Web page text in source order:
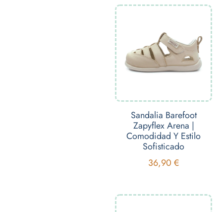
Sandalia Barefoot
Zapyflex Arena |
Comodidad Y Estilo
Sofisticado
36,90€